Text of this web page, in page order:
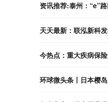
资讯推荐:泰州：“e”
天天最新：联泓新科
今热点：重大疾病保
环球微头条丨日本樱